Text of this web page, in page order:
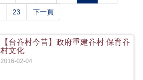
23 下一頁
【台眷村今昔】政府重建眷村 保育眷
村文化
2016-02-04